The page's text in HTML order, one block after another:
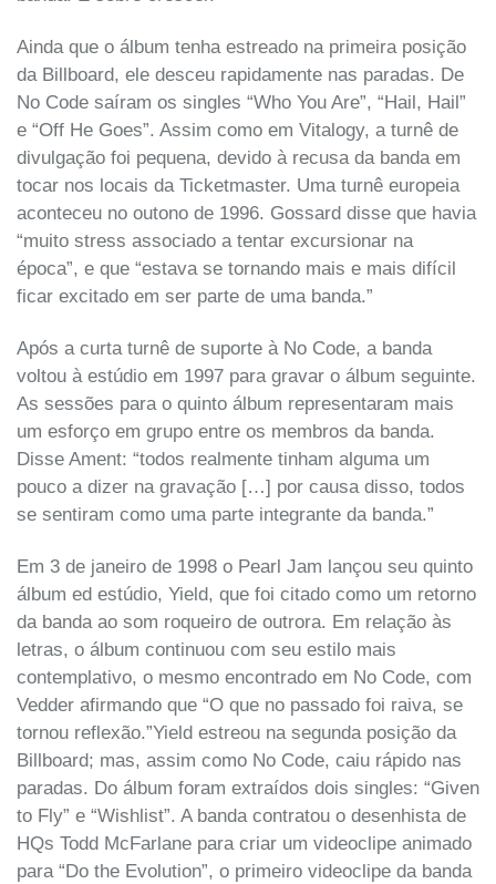
Ainda que o álbum tenha estreado na primeira posição
da Billboard, ele desceu rapidamente nas paradas. De
No Code saíram os singles “Who You Are”, “Hail, Hail”
e “Off He Goes”. Assim como em Vitalogy, a turnê de
divulgação foi pequena, devido à recusa da banda em
tocar nos locais da Ticketmaster. Uma turnê europeia
aconteceu no outono de 1996. Gossard disse que havia
“muito stress associado a tentar excursionar na
época”, e que “estava se tornando mais e mais difícil
ficar excitado em ser parte de uma banda.”
Após a curta turnê de suporte à No Code, a banda
voltou à estúdio em 1997 para gravar o álbum seguinte.
As sessões para o quinto álbum representaram mais
um esforço em grupo entre os membros da banda.
Disse Ament: “todos realmente tinham alguma um
pouco a dizer na gravação […] por causa disso, todos
se sentiram como uma parte integrante da banda.”
Em 3 de janeiro de 1998 o Pearl Jam lançou seu quinto
álbum ed estúdio, Yield, que foi citado como um retorno
da banda ao som roqueiro de outrora. Em relação às
letras, o álbum continuou com seu estilo mais
contemplativo, o mesmo encontrado em No Code, com
Vedder afirmando que “O que no passado foi raiva, se
tornou reflexão.”Yield estreou na segunda posição da
Billboard; mas, assim como No Code, caiu rápido nas
paradas. Do álbum foram extraídos dois singles: “Given
to Fly” e “Wishlist”. A banda contratou o desenhista de
HQs Todd McFarlane para criar um videoclipe animado
para “Do the Evolution”, o primeiro videoclipe da banda